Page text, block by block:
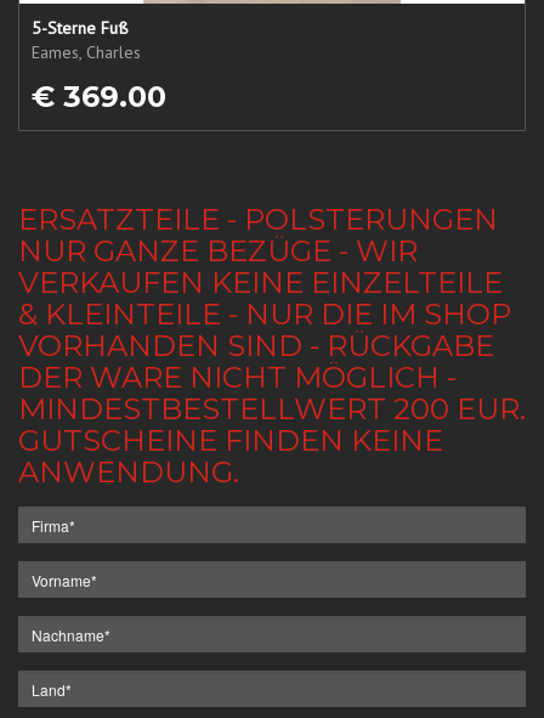
5-Sterne Fuß
Eames, Charles
€ 369.00
ERSATZTEILE - POLSTERUNGEN
NUR GANZE BEZÜGE - WIR
VERKAUFEN KEINE EINZELTEILE
& KLEINTEILE - NUR DIE IM SHOP
VORHANDEN SIND - RÜCKGABE
DER WARE NICHT MÖGLICH -
MINDESTBESTELLWERT 200 EUR.
GUTSCHEINE FINDEN KEINE
ANWENDUNG.